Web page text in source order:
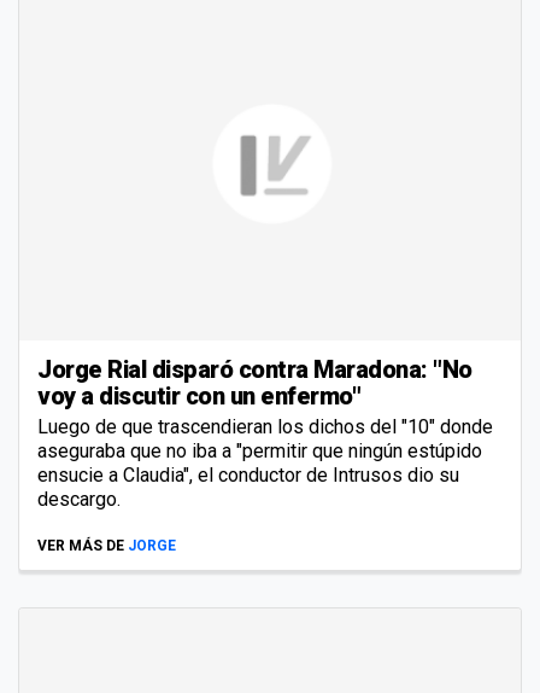
Jorge Rial disparó contra Maradona: "No
voy a discutir con un enfermo"
Luego de que trascendieran los dichos del "10" donde
aseguraba que no iba a "permitir que ningún estúpido
ensucie a Claudia", el conductor de Intrusos dio su
descargo.
VER MÁS DE JORGE